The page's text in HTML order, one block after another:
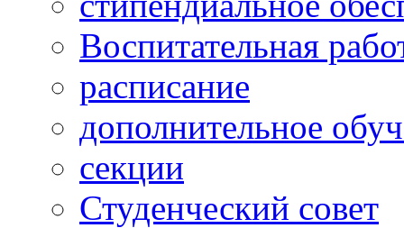
Воспитательная
расписание
дополнительное
секции
Студенческий совет